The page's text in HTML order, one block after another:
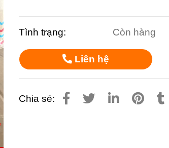
Tình trạng: Còn hàng
Liên hệ
Chia sẻ: